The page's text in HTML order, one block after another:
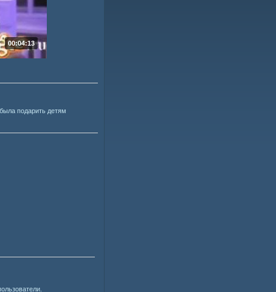
00:04:13
подарить детям